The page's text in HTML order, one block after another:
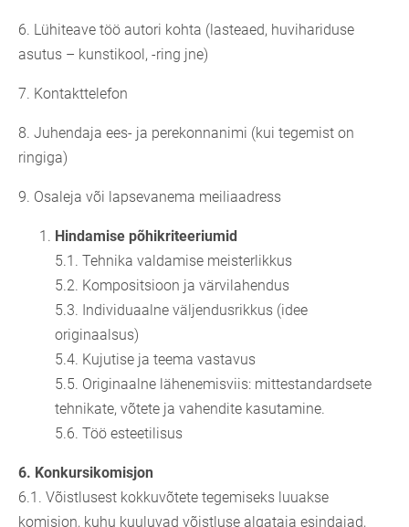
6. Lühiteave töö autori kohta (lasteaed, huvihariduse
asutus – kunstikool, -ring jne)
7. Kontakttelefon
8. Juhendaja ees- ja perekonnanimi (kui tegemist on
ringiga)
9. Osaleja või lapsevanema meiliaadress
Hindamise põhikriteeriumid
5.1. Tehnika valdamise meisterlikkus
5.2. Kompositsioon ja värvilahendus
5.3. Individuaalne väljendusrikkus (idee
originaalsus)
5.4. Kujutise ja teema vastavus
5.5. Originaalne lähenemisviis: mittestandardsete
tehnikate, võtete ja vahendite kasutamine.
5.6. Töö esteetilisus
6. Konkursikomisjon
6.1. Võistlusest kokkuvõtete tegemiseks luuakse
komisjon, kuhu kuuluvad võistluse algataja esindajad,